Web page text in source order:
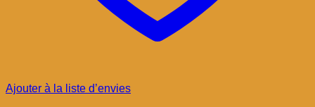
Ajouter à la liste d’envies